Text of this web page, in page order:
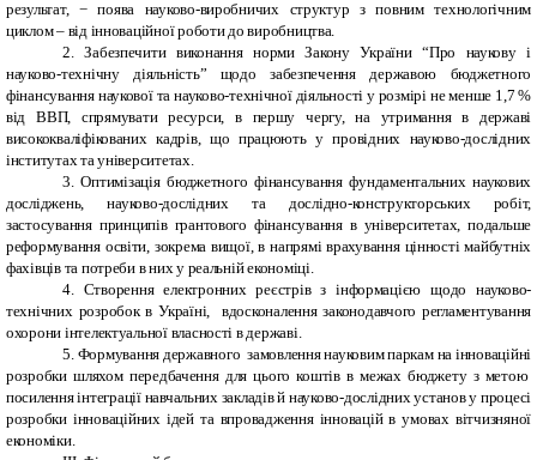
результат, − поява науково-виробничих структур з повним технологічним
циклом – від інноваційної роботи до виробництва.
2. Забезпечити виконання норми Закону України “Про наукову і
науково-технічну діяльність” щодо забез­печення державою бюджетного
фінансування наукової та науково-технічної діяльності у розмірі не менше 1,7 %
від ВВП, спрямувати ресурси, в першу чергу, на утримання в державі
висококваліфікованих кадрів, що працюють у провідних науково-дослідних
інститутах та університетах.
3. Оптимізація бюджетного фінансування фундаментальних наукових
досліджень, науково-дослідних та дослідно-конструкторських робіт,
застосування принципів грантового фінансування в університетах, подальше
реформування освіти, зокрема вищої, в напрямі врахування цінності майбутніх
фахівців та потреби в них у реальній економіці.
4. Створення електронних реєстрів з інформацією щодо науково-
технічних розробок в Україні, вдосконалення законодавчого регламентування
охорони інтелектуальної власності в державі.
5. Формування державного замовлення науковим паркам на інноваційні
розробки шляхом передбачення для цього коштів в межах бюджету з метою
посилення інтеграції навчальних закладів й науково-дослідних установ у процесі
розробки інноваційних ідей та впровадження інновацій в умовах вітчизняної
економіки.